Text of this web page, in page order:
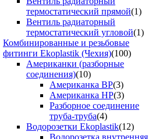
термостатический прямой(1)
Вентиль радиаторный
термостатический угловой(1)
Комбинированные и резьбовые
фитинги Ekoplastik (Чехия)(100)
Американки (разборные
соединения)(10)
Американка ВР(3)
Американка НР(3)
Разборное соединение
труба-труба(4)
Водорозетки Ekoplastik(12)
Водорозетка внутренняя